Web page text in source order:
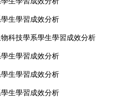
生學習成效分析
科技學系學生學習成效分析
生學習成效分析
生學習成效分析
生學習成效分析